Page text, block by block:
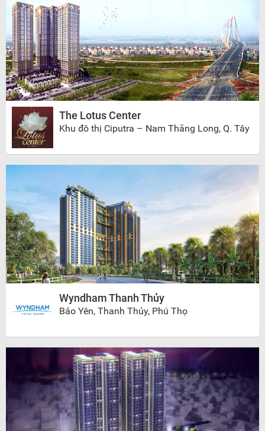
The Lotus Center
Khu đô thị Ciputra – Nam Thăng Long, Q. Tây
Wyndham Thanh Thủy
Bảo Yên, Thanh Thủy, Phú Thọ